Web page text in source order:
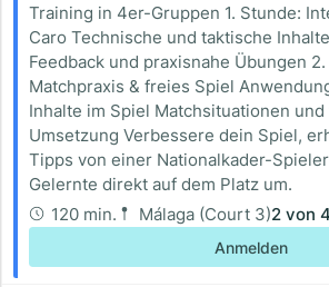
Training in 4er-Gruppen 1. Stunde:
Caro Technische und taktische
Feedback und praxisnahe Übungen
Matchpraxis & freies Spiel
Inhalte im Spiel Matchsituationen
Umsetzung Verbessere dein Spiel,
Tipps von einer Nationalkader-
Gelernte direkt auf dem Platz um.
120 min.
Málaga (Court 3)2von 4
Anmelden